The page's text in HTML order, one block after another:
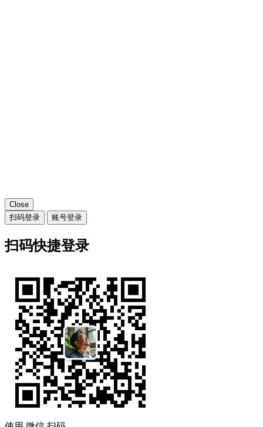
Close
扫码登录
账号登录
扫码快捷登录